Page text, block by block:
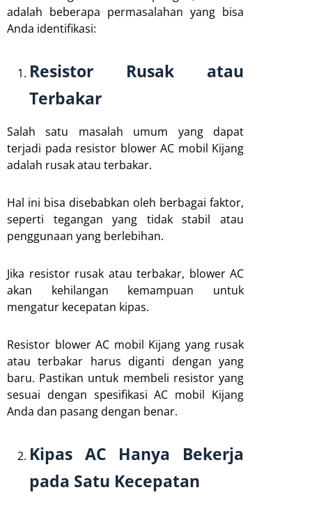
adalah beberapa permasalahan yang bisa
Anda identifikasi:
Resistor Rusak atau
Terbakar
Salah satu masalah umum yang dapat
terjadi pada resistor blower AC mobil Kijang
adalah rusak atau terbakar.
Hal ini bisa disebabkan oleh berbagai faktor,
seperti tegangan yang tidak stabil atau
penggunaan yang berlebihan.
Jika resistor rusak atau terbakar, blower AC
akan kehilangan kemampuan untuk
mengatur kecepatan kipas.
Resistor blower AC mobil Kijang yang rusak
atau terbakar harus diganti dengan yang
baru. Pastikan untuk membeli resistor yang
sesuai dengan spesifikasi AC mobil Kijang
Anda dan pasang dengan benar.
Kipas AC Hanya Bekerja
pada Satu Kecepatan